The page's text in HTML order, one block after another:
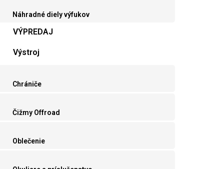
Náhradné diely výfukov
VÝPREDAJ
Výstroj
Chrániče
Čižmy Offroad
Oblečenie